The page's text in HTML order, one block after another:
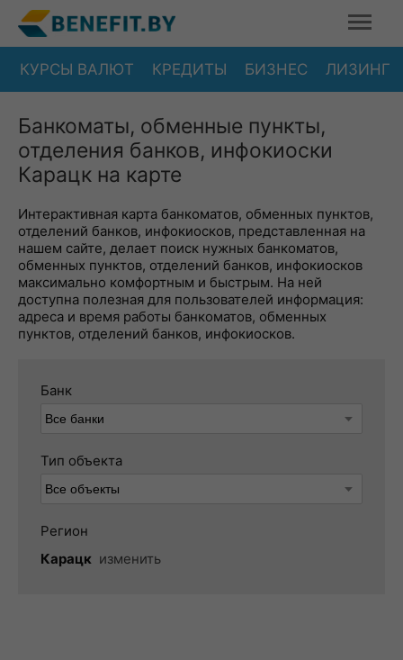
КУРСЫ ВАЛЮТ КРЕДИТЫ БИЗНЕС ЛИЗИНГ
Банкоматы, обменные пункты,
отделения банков, инфокиоски
Карацк на карте
Интерактивная карта банкоматов, обменных пунктов,
отделений банков, инфокиосков, представленная на
нашем сайте, делает поиск нужных банкоматов,
обменных пунктов, отделений банков, инфокиосков
максимально комфортным и быстрым. На ней
доступна полезная для пользователей информация:
адреса и время работы банкоматов, обменных
пунктов, отделений банков, инфокиосков.
Банк
Тип объекта
Регион
Карацк изменить